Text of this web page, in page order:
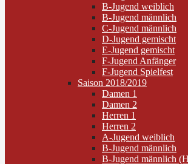
B-Jugend weiblich
B-Jugend männlich
C-Jugend männlich
D-Jugend gemischt
E-Jugend gemischt
F-Jugend Anfänger
F-Jugend Spielfest
Saison 2018/2019
Damen 1
Damen 2
Herren 1
Herren 2
A-Jugend weiblich
B-Jugend männlich
B-Jugend männlich